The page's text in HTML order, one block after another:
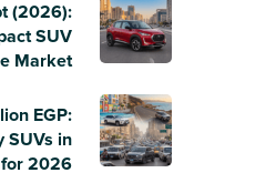
(2026):
SUV
Market?
EGP:
SUVs in
for 2026